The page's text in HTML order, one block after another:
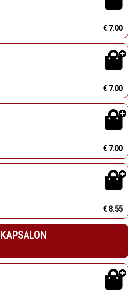
€ 7.00
€ 7.00
€ 7.00
€ 8.55
KAPSALON